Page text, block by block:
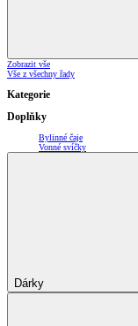
Zobrazit vše
Vše z všechny řady
Kategorie
Doplňky
Bylinné čaje
Vonné svíčky
Dárky